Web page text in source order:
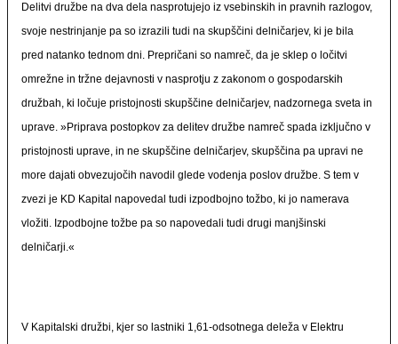
Delitvi družbe na dva dela nasprotujejo iz vsebinskih in pravnih razlogov,
svoje nestrinjanje pa so izrazili tudi na skupščini delničarjev, ki je bila
pred natanko tednom dni. Prepričani so namreč, da je sklep o ločitvi
omrežne in tržne dejavnosti v nasprotju z zakonom o gospodarskih
družbah, ki ločuje pristojnosti skupščine delničarjev, nadzornega sveta in
uprave. »Priprava postopkov za delitev družbe namreč spada izključno v
pristojnosti uprave, in ne skupščine delničarjev, skupščina pa upravi ne
more dajati obvezujočih navodil glede vodenja poslov družbe. S tem v
zvezi je KD Kapital napovedal tudi izpodbojno tožbo, ki jo namerava
vložiti. Izpodbojne tožbe pa so napovedali tudi drugi manjšinski
delničarji.«
V Kapitalski družbi, kjer so lastniki 1,61-odsotnega deleža v Elektru